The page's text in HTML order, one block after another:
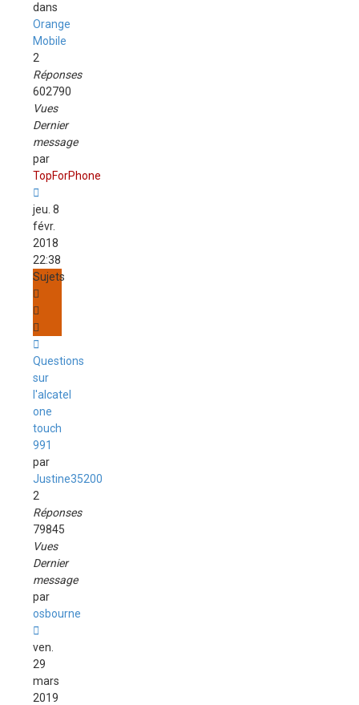
dans
Orange
Mobile
2
Réponses
602790
Vues
Dernier
message
par
TopForPhone
jeu. 8
févr.
2018
22:38
Sujets
Questions
sur
l'alcatel
one
touch
991
par
Justine35200
2
Réponses
79845
Vues
Dernier
message
par
osbourne
ven.
29
mars
2019